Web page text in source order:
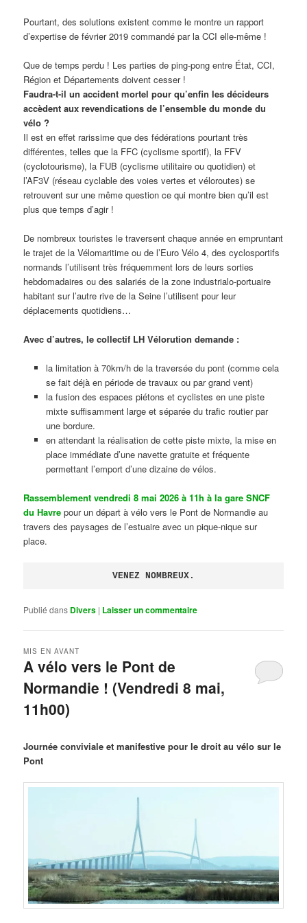
Pourtant, des solutions existent comme le montre un rapport
d’expertise de février 2019 commandé par la CCI elle-même !
Que de temps perdu ! Les parties de ping-pong entre État, CCI,
Région et Départements doivent cesser !
Faudra-t-il un accident mortel pour qu’enfin les décideurs
accèdent aux revendications de l’ensemble du monde du
vélo ?
Il est en effet rarissime que des fédérations pourtant très
différentes, telles que la FFC (cyclisme sportif), la FFV
(cyclotourisme), la FUB (cyclisme utilitaire ou quotidien) et
l’AF3V (réseau cyclable des voies vertes et véloroutes) se
retrouvent sur une même question ce qui montre bien qu’il est
plus que temps d’agir !
De nombreux touristes le traversent chaque année en empruntant
le trajet de la Vélomaritime ou de l’Euro Vélo 4, des cyclosportifs
normands l’utilisent très fréquemment lors de leurs sorties
hebdomadaires ou des salariés de la zone industrialo-portuaire
habitant sur l’autre rive de la Seine l’utilisent pour leur
déplacements quotidiens…
Avec d’autres, le collectif LH Vélorution demande :
la limitation à 70km/h de la traversée du pont (comme cela
se fait déjà en période de travaux ou par grand vent)
la fusion des espaces piétons et cyclistes en une piste
mixte suffisamment large et séparée du trafic routier par
une bordure.
en attendant la réalisation de cette piste mixte, la mise en
place immédiate d’une navette gratuite et fréquente
permettant l’emport d’une dizaine de vélos.
Rassemblement vendredi 8 mai 2026 à 11h à la gare SNCF
du Havre pour un départ à vélo vers le Pont de Normandie au
travers des paysages de l’estuaire avec un pique-nique sur
place.
VENEZ NOMBREUX.
Publié dans Divers | Laisser un commentaire
A vélo vers le Pont de
Normandie ! (Vendredi 8 mai,
11h00)
MIS EN AVANT
Journée conviviale et manifestive pour le droit au vélo sur le
Pont